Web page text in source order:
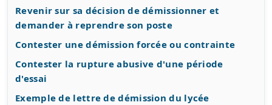
Revenir sur sa décision de démissionner et
demander à reprendre son poste
Contester une démission forcée ou contrainte
Contester la rupture abusive d'une période
d'essai
Exemple de lettre de démission du lycée